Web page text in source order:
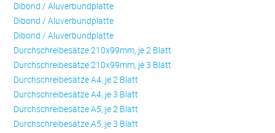
Dibond / Aluverbundplatte
Dibond / Aluverbundplatte
Dibond / Aluverbundplatte
Durchschreibesätze 210x99mm, je 2 Blatt
Durchschreibesätze 210x99mm, je 3 Blatt
Durchschreibesätze A4, je 2 Blatt
Durchschreibesätze A4, je 3 Blatt
Durchschreibesätze A5, je 2 Blatt
Durchschreibesätze A5, je 3 Blatt